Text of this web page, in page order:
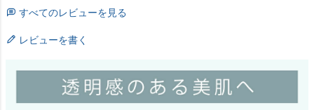
すべてのレビューを見る
レビューを書く